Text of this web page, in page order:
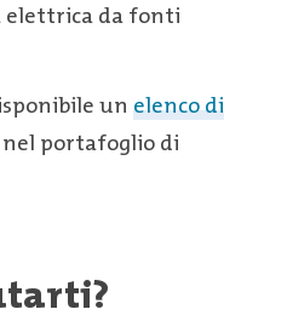
elettrica da fonti
un elenco di
nel portafoglio di